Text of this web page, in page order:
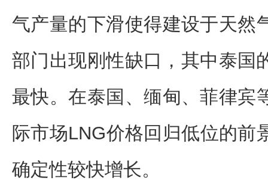
气产量的下滑使得建设于天然
部门出现刚性缺口，其中泰国
最快。在泰国、缅甸、菲律宾
际市场LNG价格回归低位的前
确定性较快增长。